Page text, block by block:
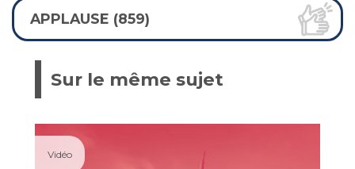
APPLAUSE (859)
Sur le même sujet
Vidéo